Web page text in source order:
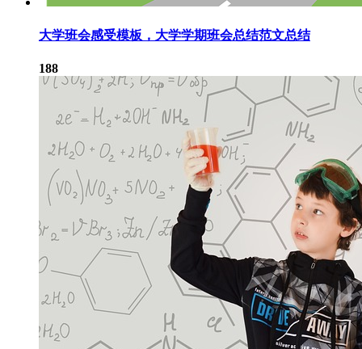
大学班会感受模板，大学学期班会总结范文总结
188